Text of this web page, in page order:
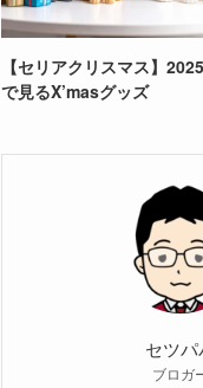
【セリアクリスマス】
で見るX’masグッズ
セツ
ブロガ